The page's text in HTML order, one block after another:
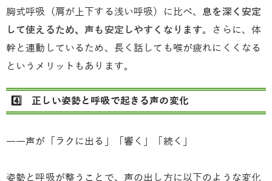
胸式呼吸（肩が上下する浅い呼吸）に比べ、 息を深く安定
して使えるため、声も安定しやすくなります。さらに、体
幹と連動しているため、長く話しても喉が疲れにくくなる
というメリットもあります。
4️⃣ 正しい姿勢と呼吸で起きる声の変化
――声が「ラクに出る」「響く」「続く」
姿勢と呼吸が整うことで、声の出し方に以下のような変化